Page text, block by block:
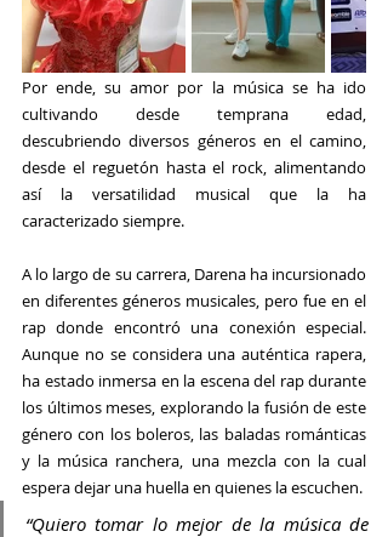
Por ende, su amor por la música se ha ido
cultivando desde temprana edad,
descubriendo diversos géneros en el camino,
desde el reguetón hasta el rock, alimentando
así la versatilidad musical que la ha
caracterizado siempre.
A lo largo de su carrera, Darena ha incursionado
en diferentes géneros musicales, pero fue en el
rap donde encontró una conexión especial.
Aunque no se considera una auténtica rapera,
ha estado inmersa en la escena del rap durante
los últimos meses, explorando la fusión de este
género con los boleros, las baladas románticas
y la música ranchera, una mezcla con la cual
espera dejar una huella en quienes la escuchen.
“Quiero tomar lo mejor de la música de